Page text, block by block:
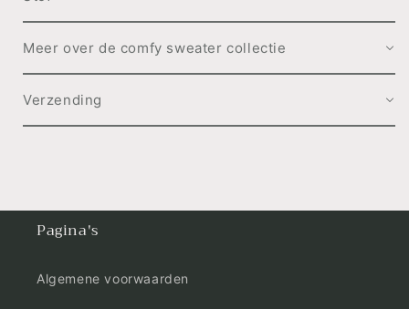
Meer over de comfy sweater collectie
Verzending
Pagina's
Algemene voorwaarden